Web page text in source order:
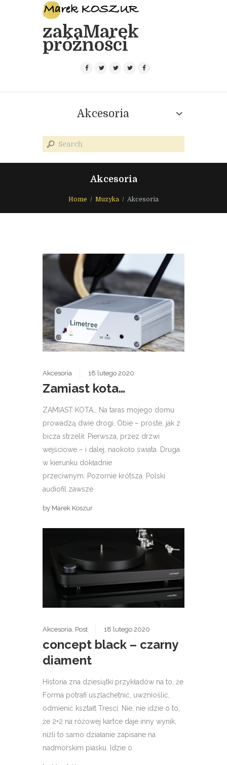
zakaMarek
próżności
Akcesoria
Akcesoria
Home Muzyka Akcesoria
Akcesoria 18 lutego 2020
Zamiast kota…
ZAMIAST KOTA… Na taras mojego domu
prowadzą dwie drogi. Obie – proste, jak z
bicza strzelił. Pierwsza, przez drzwi
wejściowe – i dalej, naokoło świata. Druga
w kierunku dokładnie
przeciwnym. Pozornie krótsza. Polski
audiofil zawsze
by Marek Koszur
Akcesoria, Post 18 lutego 2020
concept black – czarny
diament
Historia zna dziesiątki przykładów na to, że
Forma potrafi uszlachetnić, uwznioślić,
odmienić kształt Treści. Nie, nie idzie o to,
że 2+2 na różowej kartce daje inny wynik,
niźli to samo działanie zapisane na
nadmorskim piasku. Idzie o